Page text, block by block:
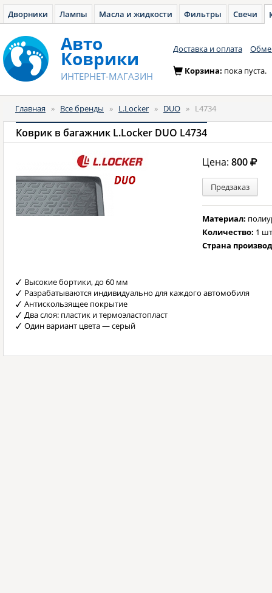
Дворники Лампы Масла и жидкости Фильтры Свечи
Авто
Коврики
ИНТЕРНЕТ-МАГАЗИН
Доставка и оплата
Корзина: пока пуста.
Главная » Все бренды » L.Locker » DUO » L4734
Коврик в багажник L.Locker DUO L4734
Цена:800
Предзаказ
Материал:
Количество: 1
Страна
Высокие бортики, до 60 мм
Разрабатываются индивидуально для каждого автомобиля
Антискользящее покрытие
Два слоя: пластик и термоэластопласт
Один вариант цвета — серый